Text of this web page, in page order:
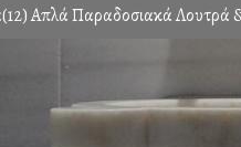
Απλά Παραδοσιακά Λουτρά